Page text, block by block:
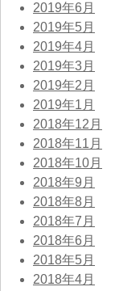
2019年6月
2019年5月
2019年4月
2019年3月
2019年2月
2019年1月
2018年12月
2018年11月
2018年10月
2018年9月
2018年8月
2018年7月
2018年6月
2018年5月
2018年4月